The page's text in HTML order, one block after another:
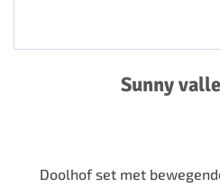
Sunny
Doolhof set met